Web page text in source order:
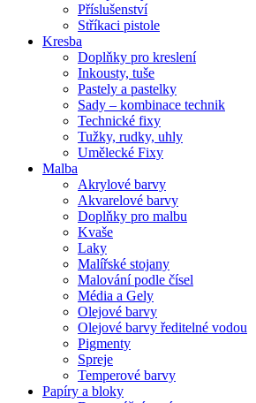
Příslušenství
Stříkaci pistole
Kresba
Doplňky pro kreslení
Inkousty, tuše
Pastely a pastelky
Sady – kombinace technik
Technické fixy
Tužky, rudky, uhly
Umělecké Fixy
Malba
Akrylové barvy
Akvarelové barvy
Doplňky pro malbu
Kvaše
Laky
Malířské stojany
Malování podle čísel
Média a Gely
Olejové barvy
Olejové barvy ředitelné vodou
Pigmenty
Spreje
Temperové barvy
Papíry a bloky